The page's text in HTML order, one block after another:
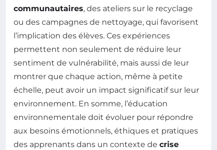
communautaires, des ateliers sur le recyclage
ou des campagnes de nettoyage, qui favorisent
l’implication des élèves. Ces expériences
permettent non seulement de réduire leur
sentiment de vulnérabilité, mais aussi de leur
montrer que chaque action, même à petite
échelle, peut avoir un impact significatif sur leur
environnement. En somme, l’éducation
environnementale doit évoluer pour répondre
aux besoins émotionnels, éthiques et pratiques
des apprenants dans un contexte de crise